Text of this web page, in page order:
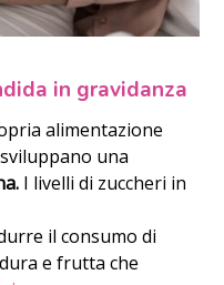
in gravidanza
alimentazione
una
I livelli di zuccheri in
il consumo di
e frutta che